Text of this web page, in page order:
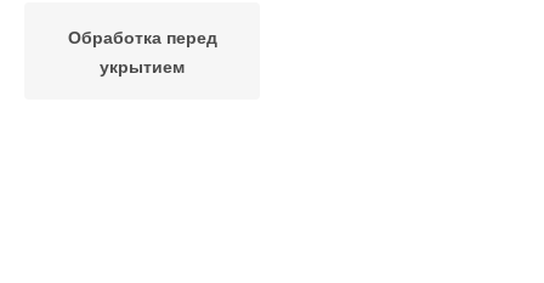
Обработка перед
укрытием